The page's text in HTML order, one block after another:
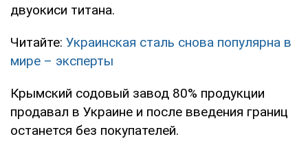
двуокиси титана.
Читайте: Украинская сталь снова популярна в
мире – эксперты
Крымский содовый завод 80% продукции
продавал в Украине и после введения границ
останется без покупателей.